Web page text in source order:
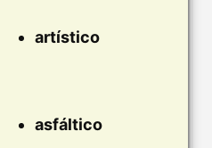
artístico
asfáltico